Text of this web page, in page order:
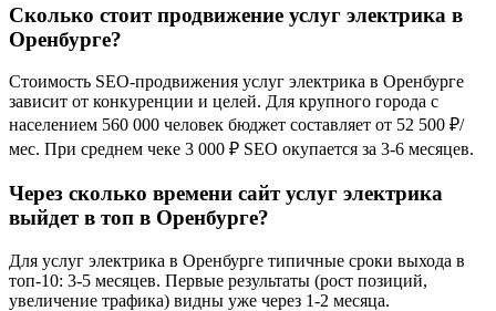
Сколько стоит продвижение услуг электрика в
Оренбурге?
Стоимость SEO-продвижения услуг электрика в Оренбурге
зависит от конкуренции и целей. Для крупного города с
населением 560 000 человек бюджет составляет от 52 500 ₽/
мес. При среднем чеке 3 000 ₽ SEO окупается за 3-6 месяцев.
Через сколько времени сайт услуг электрика
выйдет в топ в Оренбурге?
Для услуг электрика в Оренбурге типичные сроки выхода в
топ-10: 3-5 месяцев. Первые результаты (рост позиций,
увеличение трафика) видны уже через 1-2 месяца.